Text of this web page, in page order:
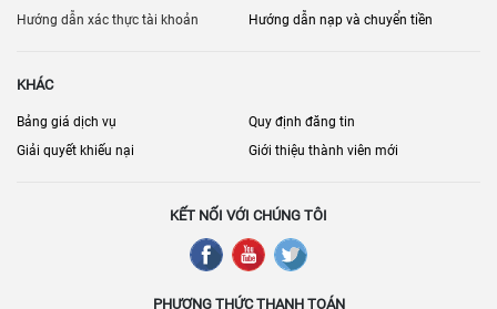
Hướng dẫn xác thực tài khoản
Hướng dẫn nạp và chuyển tiền
KHÁC
Bảng giá dịch vụ
Quy định đăng tin
Giải quyết khiếu nại
Giới thiệu thành viên mới
KẾT NỐI VỚI CHÚNG TÔI
PHƯƠNG THỨC THANH TOÁN